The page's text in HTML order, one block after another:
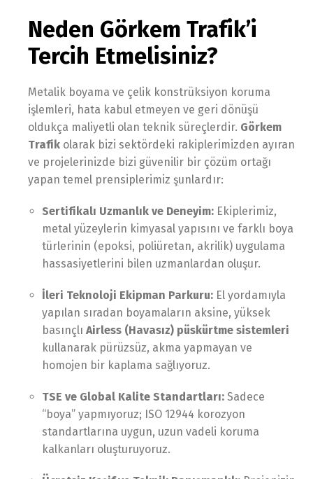
Neden Görkem Trafik’i
Tercih Etmelisiniz?
Metalik boyama ve çelik konstrüksiyon koruma
işlemleri, hata kabul etmeyen ve geri dönüşü
oldukça maliyetli olan teknik süreçlerdir. Görkem
Trafik olarak bizi sektördeki rakiplerimizden ayıran
ve projelerinizde bizi güvenilir bir çözüm ortağı
yapan temel prensiplerimiz şunlardır:
Sertifikalı Uzmanlık ve Deneyim: Ekiplerimiz,
metal yüzeylerin kimyasal yapısını ve farklı boya
türlerinin (epoksi, poliüretan, akrilik) uygulama
hassasiyetlerini bilen uzmanlardan oluşur.
İleri Teknoloji Ekipman Parkuru: El yordamıyla
yapılan sıradan boyamaların aksine, yüksek
basınçlı Airless (Havasız) püskürtme sistemleri
kullanarak pürüzsüz, akma yapmayan ve
homojen bir kaplama sağlıyoruz.
TSE ve Global Kalite Standartları: Sadece
“boya” yapmıyoruz; ISO 12944 korozyon
standartlarına uygun, uzun vadeli koruma
kalkanları oluşturuyoruz.